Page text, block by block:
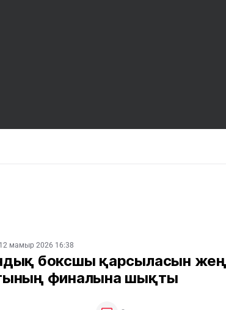
12 мамыр 2026 16:38
боксшы қарсыласын
финалына шықты